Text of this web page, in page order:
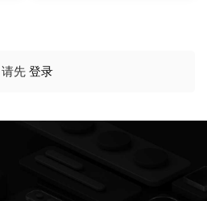
请先 登录